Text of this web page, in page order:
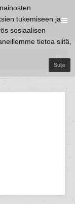
tukemiseen ja
sosiaalisen
tietoa siitä,
Sulje